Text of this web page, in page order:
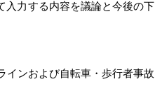
力する内容を議論と今後の下
ンおよび自転車・歩行者事故